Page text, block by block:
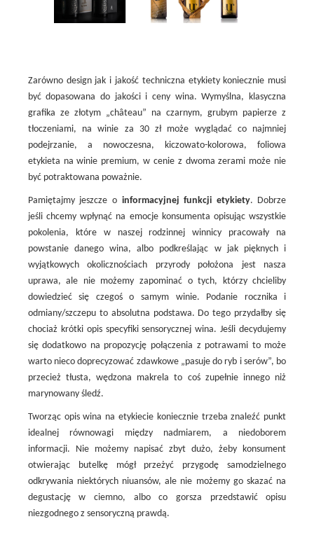
Zarówno design jak i jakość techniczna etykiety koniecznie musi
być dopasowana do jakości i ceny wina. Wymyślna, klasyczna
grafika ze złotym „château” na czarnym, grubym papierze z
tłoczeniami, na winie za 30 zł może wyglądać co najmniej
podejrzanie, a nowoczesna, kiczowato-kolorowa, foliowa
etykieta na winie premium, w cenie z dwoma zerami może nie
być potraktowana poważnie.
Pamiętajmy jeszcze o informacyjnej funkcji etykiety. Dobrze
jeśli chcemy wpłynąć na emocje konsumenta opisując wszystkie
pokolenia, które w naszej rodzinnej winnicy pracowały na
powstanie danego wina, albo podkreślając w jak pięknych i
wyjątkowych okolicznościach przyrody położona jest nasza
uprawa, ale nie możemy zapominać o tych, którzy chcieliby
dowiedzieć się czegoś o samym winie. Podanie rocznika i
odmiany/szczepu to absolutna podstawa. Do tego przydałby się
chociaż krótki opis specyfiki sensorycznej wina. Jeśli decydujemy
się dodatkowo na propozycję połączenia z potrawami to może
warto nieco doprecyzować zdawkowe „pasuje do ryb i serów”, bo
przecież tłusta, wędzona makrela to coś zupełnie innego niż
marynowany śledź.
Tworząc opis wina na etykiecie koniecznie trzeba znaleźć punkt
idealnej równowagi między nadmiarem, a niedoborem
informacji. Nie możemy napisać zbyt dużo, żeby konsument
otwierając butelkę mógł przeżyć przygodę samodzielnego
odkrywania niektórych niuansów, ale nie możemy go skazać na
degustację w ciemno, albo co gorsza przedstawić opisu
niezgodnego z sensoryczną prawdą.